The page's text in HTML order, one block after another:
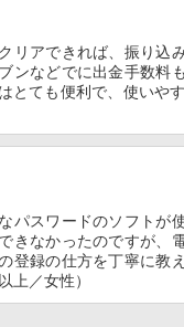
リアできれば、振り込
ンなどでに出金手数料
とても便利で、使いや
パスワードのソフトが
きなかったのですが、
登録の仕方を丁寧に教
上／女性）